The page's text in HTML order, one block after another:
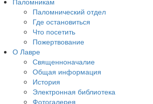
Паломнический отдел
Где остановиться
Что посетить
Пожертвование
О Лавре
Священноначалие
Общая информация
История
Электронная библиотека
Фотогалерея